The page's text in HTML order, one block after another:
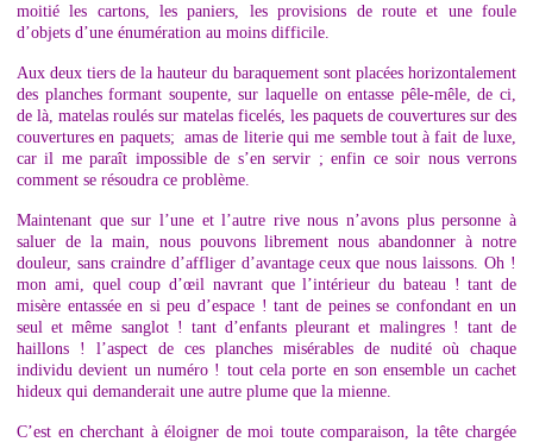
moitié les cartons, les paniers, les provisions de route et une foule
d’objets d’une énumération au moins difficile.
Aux deux tiers de la hauteur du baraquement sont placées horizontalement
des planches formant soupente, sur laquelle on entasse pêle-mêle, de ci,
de là, matelas roulés sur matelas ficelés, les paquets de couvertures sur des
couvertures en paquets; amas de literie qui me semble tout à fait de luxe,
car il me paraît impossible de s’en servir ; enfin ce soir nous verrons
comment se résoudra ce problème.
Maintenant que sur l’une et l’autre rive nous n’avons plus personne à
saluer de la main, nous pouvons librement nous abandonner à notre
douleur, sans craindre d’affliger d’avantage ceux que nous laissons. Oh !
mon ami, quel coup d’œil navrant que l’intérieur du bateau ! tant de
misère entassée en si peu d’espace ! tant de peines se confondant en un
seul et même sanglot ! tant d’enfants pleurant et malingres ! tant de
haillons ! l’aspect de ces planches misérables de nudité où chaque
individu devient un numéro ! tout cela porte en son ensemble un cachet
hideux qui demanderait une autre plume que la mienne.
C’est en cherchant à éloigner de moi toute comparaison, la tête chargée